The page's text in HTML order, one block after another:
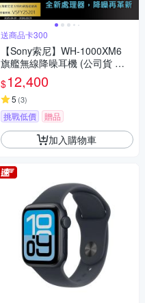
送商品卡300
【Sony索尼】WH-1000XM6
旗艦無線降噪耳機 (公司貨 保
固12+6個月)
$12,400
5 (3)
挑戰低價 贈品
加入購物車